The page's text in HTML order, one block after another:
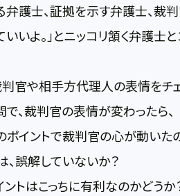
弁護士、証拠を示す弁護士、裁
いよ。」とニッコリ頷く弁護士
判官や相手方代理人の表情をチ
で、裁判官の表情が変わったら、
ポイントで裁判官の心が動いた
、誤解していないか？
ントはこっちに有利なのかどうか